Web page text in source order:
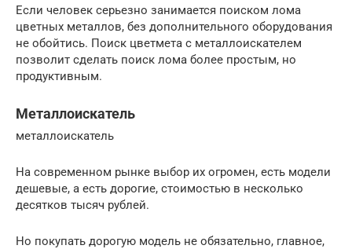
Если человек серьезно занимается поиском лома
цветных металлов, без дополнительного оборудования
не обойтись. Поиск цветмета с металлоискателем
позволит сделать поиск лома более простым, но
продуктивным.
Металлоискатель
металлоискатель
На современном рынке выбор их огромен, есть модели
дешевые, а есть дорогие, стоимостью в несколько
десятков тысяч рублей.
Но покупать дорогую модель не обязательно, главное,